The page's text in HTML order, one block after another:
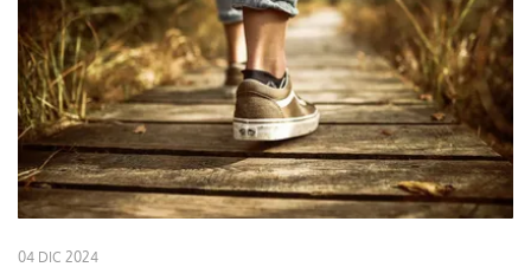
04 DIC 2024